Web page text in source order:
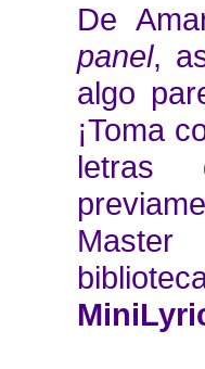
De
panel,
algo
¡Toma
letras